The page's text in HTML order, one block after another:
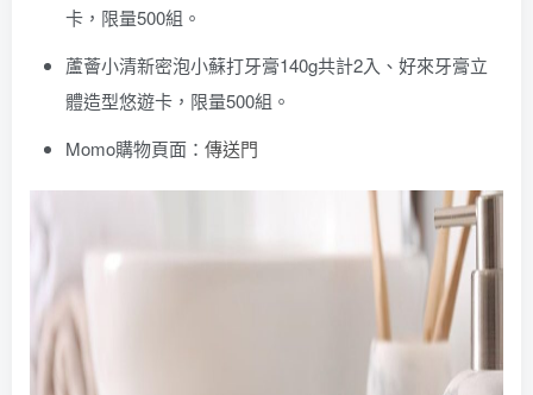
卡，限量500組。
蘆薈小清新密泡小蘇打牙膏140g共計2入、好來牙膏立
體造型悠遊卡，限量500組。
Momo購物頁面： 傳送門